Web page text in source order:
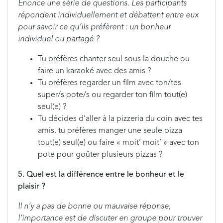
Énonce une série de questions. Les participants
répondent individuellement et débattent entre eux
pour savoir ce qu’ils préfèrent : un bonheur
individuel ou partagé ?
Tu préfères chanter seul sous la douche ou
faire un karaoké avec des amis ?
Tu préfères regarder un film avec ton/tes
super/s pote/s ou regarder ton film tout(e)
seul(e) ?
Tu décides d’aller à la pizzeria du coin avec tes
amis, tu préfères manger une seule pizza
tout(e) seul(e) ou faire « moit’ moit’ » avec ton
pote pour goûter plusieurs pizzas ?
5. Quel est la différence entre le bonheur et le
plaisir ?
Il n’y a pas de bonne ou mauvaise réponse,
l’importance est de discuter en groupe pour trouver